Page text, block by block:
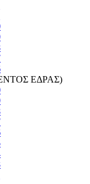
ΕΔΡΑΣ)